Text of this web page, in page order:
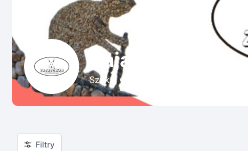
Zającówka
Szukaj wśród ofert
Filtry